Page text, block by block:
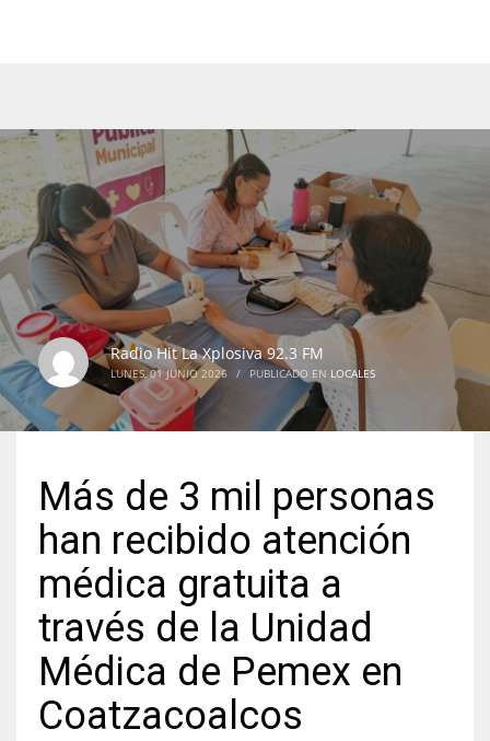
Radio Hit La Xplosiva 92.3 FM
LUNES, 01 JUNIO 2026 / PUBLICADO EN LOCALES
Más de 3 mil personas
han recibido atención
médica gratuita a
través de la Unidad
Médica de Pemex en
Coatzacoalcos